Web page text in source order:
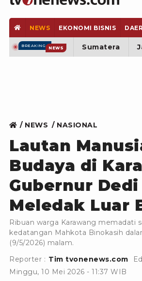
NEWS EKONOMI BISNIS
BREAKING NEWS Sumatera
NEWS NASIONAL
Lautan
Budaya di
Gubernur
Meledak Luar
Ribuan warga Karawang memadati
kedatangan Mahkota Binokasih
(9/5/2026) malam.
Reporter : Tim tvonenews.com
Minggu, 10 Mei 2026 - 11:37 WIB